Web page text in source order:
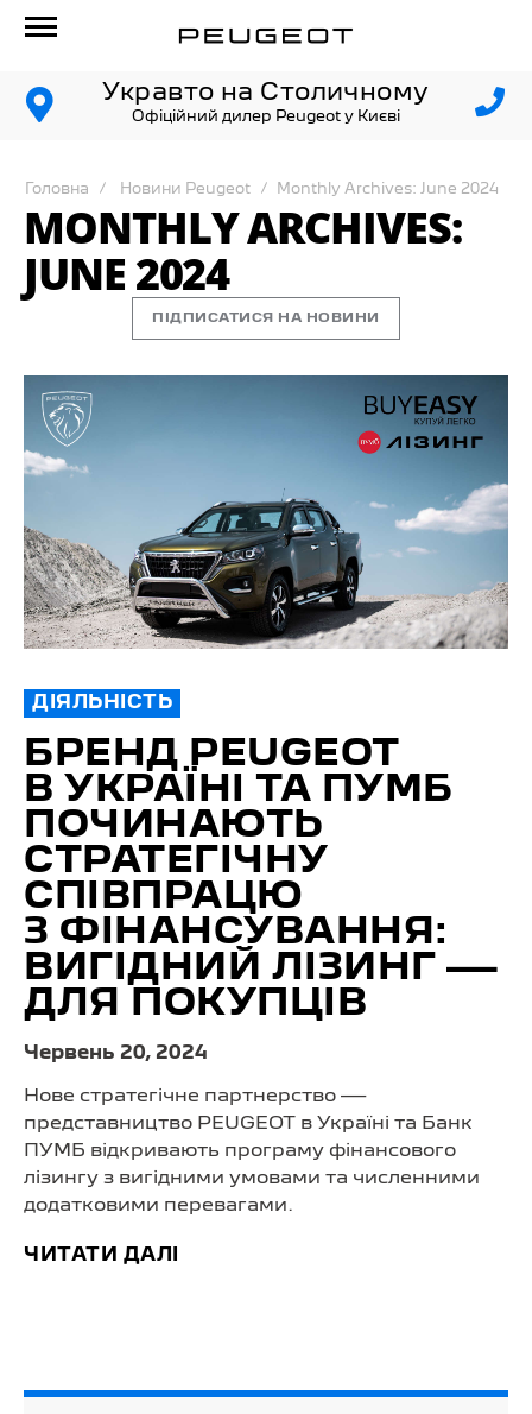
Укравто на Столичному
Офіційний дилер Peugeot у Києві
Головна Новини Peugeot Monthly Archives: June 2024
MONTHLY ARCHIVES:
JUNE 2024
ПІДПИСАТИСЯ НА НОВИНИ
ДІЯЛЬНІСТЬ
БРЕНД PEUGEOT
В УКРАЇНІ ТА ПУМБ
ПОЧИНАЮТЬ
СТРАТЕГІЧНУ
СПІВПРАЦЮ
З ФІНАНСУВАННЯ:
ВИГІДНИЙ ЛІЗИНГ —
ДЛЯ ПОКУПЦІВ
Червень 20, 2024
Нове стратегічне партнерство —
представництво PEUGEOT в Україні та Банк
ПУМБ відкривають програму фінансового
лізингу з вигідними умовами та численними
додатковими перевагами.
ЧИТАТИ ДАЛІ